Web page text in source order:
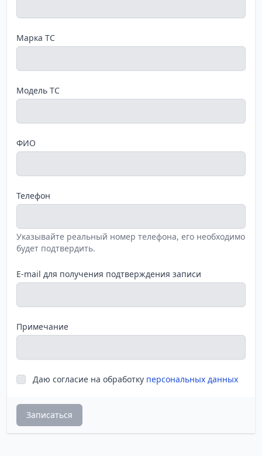
Марка ТС
Модель ТС
ФИО
Телефон
Указывайте реальный номер телефона, его необходимо
будет подтвердить.
E-mail для получения подтверждения записи
Примечание
Даю согласие на обработку персональных данных
Записаться